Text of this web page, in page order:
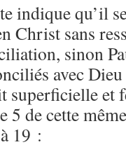
indique qu’il
Christ sans
sinon
avec
superficielle et
5 de cette
19 :